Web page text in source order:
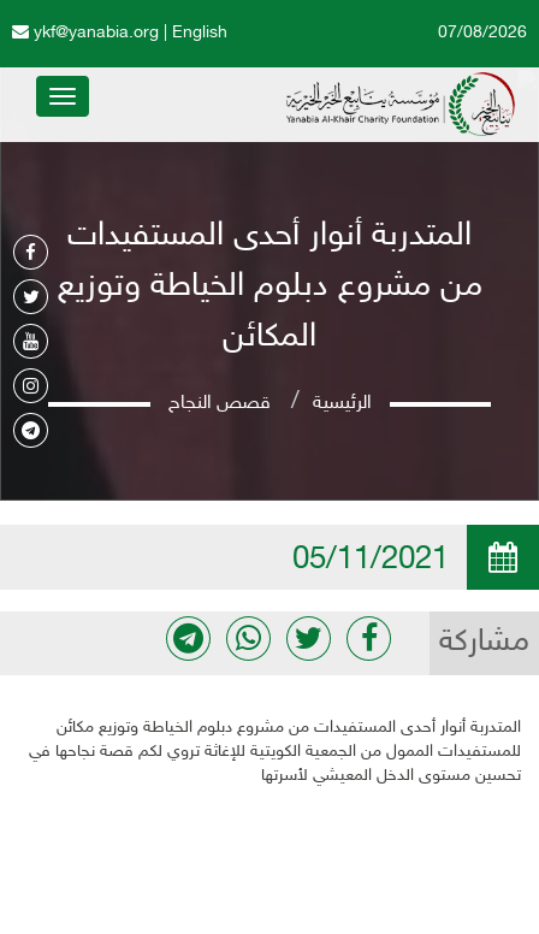
English
ykf@yanabia.org 07/08/2026
Toggle
المتدربة أنوار أحدى المستفيدات
من مشروع دبلوم الخياطة وتوزيع
المكائن
الرئيسية قصص النجاح
مشاركة
المتدربة أنوار أحدى المستفيدات من مشروع دبلوم الخياطة وتوزيع مكائن
للمستفيدات الممول من الجمعية الكويتية للإغاثة تروي لكم قصة نجاحها في
تحسين مستوى الدخل المعيشي لأسرتها